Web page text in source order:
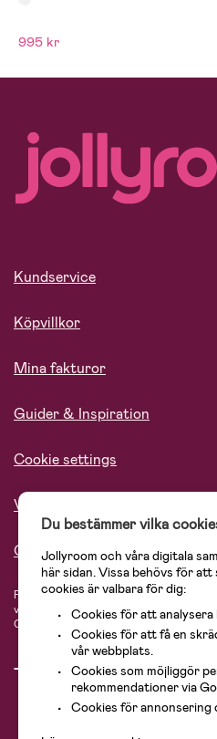
995 kr
Kundservice
Köpvillkor
Mina fakturor
Guider & Inspiration
Cookie settings
Vårt ansvar
Om oss
På Jollyroom.se hittar du ett stort
vårt sortiment hittar du barnvagnar,
Cosi, Baby Jogger, BabyBjörn,
Du bestämmer vilka
Jollyroom och våra digitala
här sidan. Vissa behövs för
cookies är valbara för dig:
Cookies för att
Cookies för att få en
vår webbplats.
Cookies som möjliggör
rekommendationer via
Cookies för annonsering